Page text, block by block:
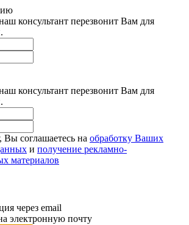
консультант перезвонит Вам для
консультант перезвонит Вам для
Вы соглашаетесь на обработку Ваших
и получение рекламно-
материалов
через email
электронную почту